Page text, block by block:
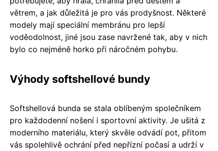
větrem, a jak důležitá je pro vás prodyšnost. Některé
modely mají speciální membránu pro lepší
voděodolnost, jiné jsou zase navržené tak, aby v nich
bylo co nejméně horko při náročném pohybu.
Výhody softshellové bundy
Softshellová bunda se stala oblíbeným společníkem
pro každodenní nošení i sportovní aktivity. Je ušitá z
moderního materiálu, který skvěle odvádí pot, přitom
vás spolehlivě ochrání před nepřízní počasí a udrží v